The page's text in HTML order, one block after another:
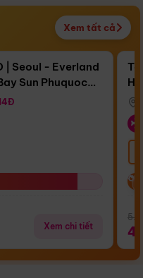
Xem tất cả
Điểm nổi bật
| Seoul - Everland
Sun Phuquoc
Xem chi tiết